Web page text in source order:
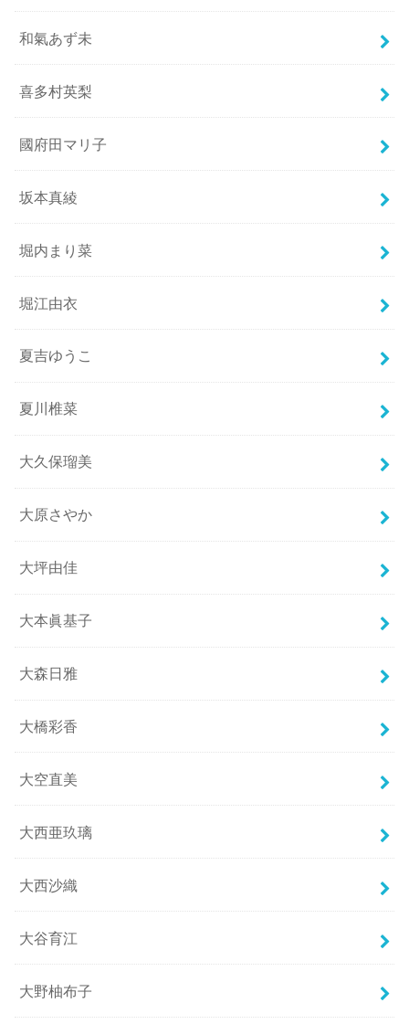
和氣あず未
喜多村英梨
國府田マリ子
坂本真綾
堀内まり菜
堀江由衣
夏吉ゆうこ
夏川椎菜
大久保瑠美
大原さやか
大坪由佳
大本眞基子
大森日雅
大橋彩香
大空直美
大西亜玖璃
大西沙織
大谷育江
大野柚布子